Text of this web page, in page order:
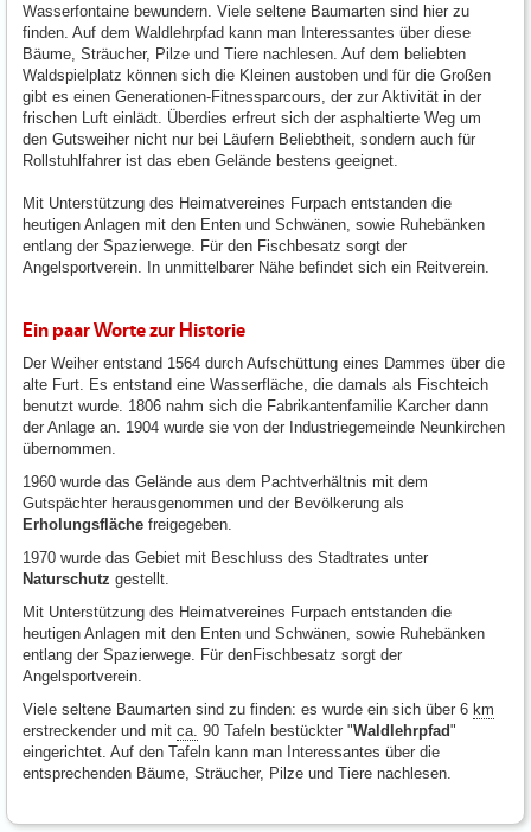
Wasserfontaine bewundern. Viele seltene Baumarten sind hier zu
finden. Auf dem Waldlehrpfad kann man Interessantes über diese
Bäume, Sträucher, Pilze und Tiere nachlesen. Auf dem beliebten
Waldspielplatz können sich die Kleinen austoben und für die Großen
gibt es einen Generationen-Fitnessparcours, der zur Aktivität in der
frischen Luft einlädt. Überdies erfreut sich der asphaltierte Weg um
den Gutsweiher nicht nur bei Läufern Beliebtheit, sondern auch für
Rollstuhlfahrer ist das eben Gelände bestens geeignet.
Mit Unterstützung des Heimatvereines Furpach entstanden die
heutigen Anlagen mit den Enten und Schwänen, sowie Ruhebänken
entlang der Spazierwege. Für den Fischbesatz sorgt der
Angelsportverein. In unmittelbarer Nähe befindet sich ein Reitverein.
Ein paar Worte zur Historie
Der Weiher entstand 1564 durch Aufschüttung eines Dammes über die
alte Furt. Es entstand eine Wasserfläche, die damals als Fischteich
benutzt wurde. 1806 nahm sich die Fabrikantenfamilie Karcher dann
der Anlage an. 1904 wurde sie von der Industriegemeinde Neunkirchen
übernommen.
1960 wurde das Gelände aus dem Pachtverhältnis mit dem
Gutspächter herausgenommen und der Bevölkerung als
Erholungsfläche freigegeben.
1970 wurde das Gebiet mit Beschluss des Stadtrates unter
Naturschutz gestellt.
Mit Unterstützung des Heimatvereines Furpach entstanden die
heutigen Anlagen mit den Enten und Schwänen, sowie Ruhebänken
entlang der Spazierwege. Für denFischbesatz sorgt der
Angelsportverein.
Viele seltene Baumarten sind zu finden: es wurde ein sich über 6 km
erstreckender und mit ca. 90 Tafeln bestückter "Waldlehrpfad"
eingerichtet. Auf den Tafeln kann man Interessantes über die
entsprechenden Bäume, Sträucher, Pilze und Tiere nachlesen.